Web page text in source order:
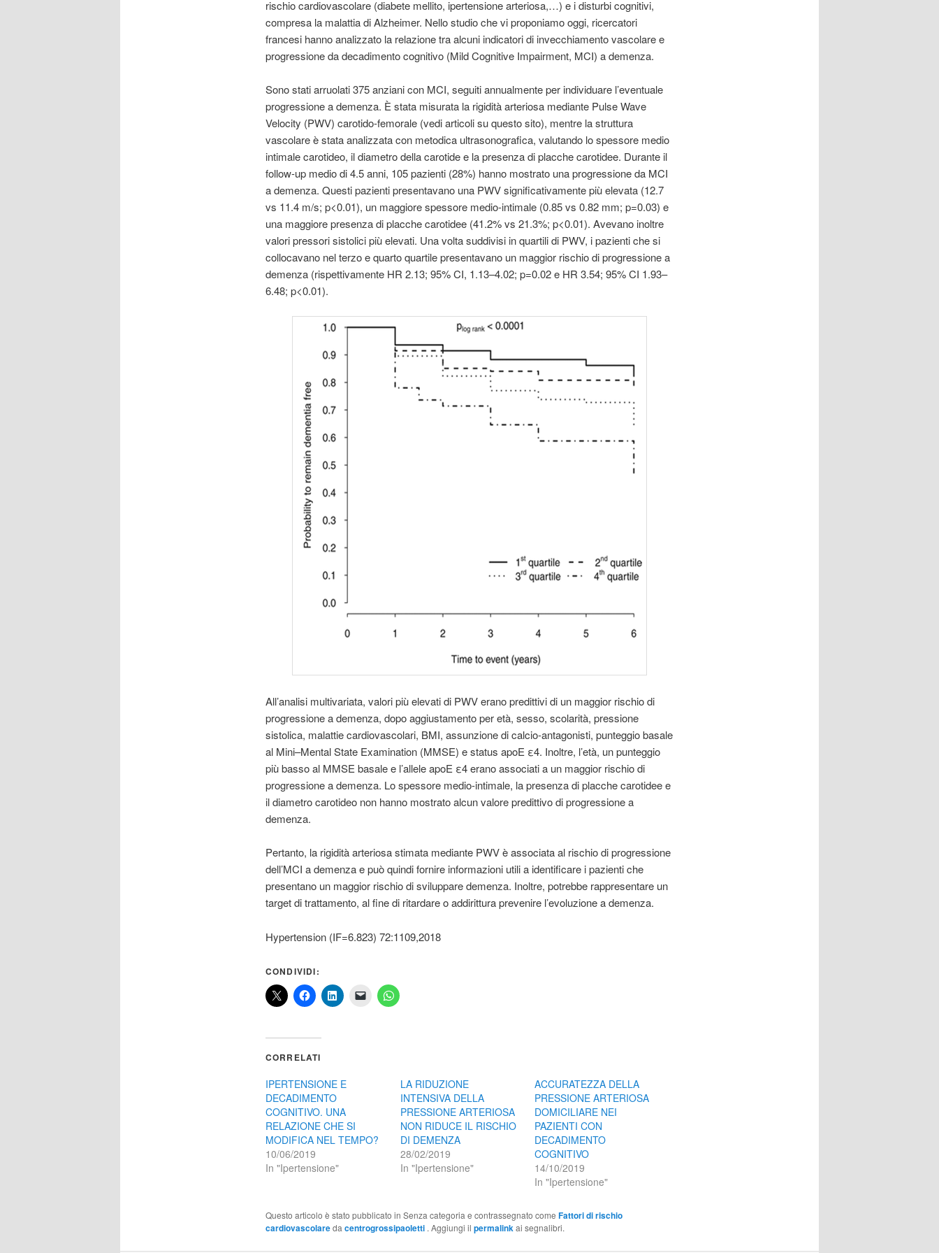
rischio cardiovascolare (diabete mellito, ipertensione arteriosa,…) e i disturbi cognitivi,
compresa la malattia di Alzheimer. Nello studio che vi proponiamo oggi, ricercatori
francesi hanno analizzato la relazione tra alcuni indicatori di invecchiamento vascolare e
progressione da decadimento cognitivo (Mild Cognitive Impairment, MCI) a demenza.
Sono stati arruolati 375 anziani con MCI, seguiti annualmente per individuare l’eventuale
progressione a demenza. È stata misurata la rigidità arteriosa mediante Pulse Wave
Velocity (PWV) carotido-femorale (vedi articoli su questo sito), mentre la struttura
vascolare è stata analizzata con metodica ultrasonografica, valutando lo spessore medio
intimale carotideo, il diametro della carotide e la presenza di placche carotidee. Durante il
follow-up medio di 4.5 anni, 105 pazienti (28%) hanno mostrato una progressione da MCI
a demenza. Questi pazienti presentavano una PWV significativamente più elevata (12.7
vs 11.4 m/s; p<0.01), un maggiore spessore medio-intimale (0.85 vs 0.82 mm; p=0.03) e
una maggiore presenza di placche carotidee (41.2% vs 21.3%; p<0.01). Avevano inoltre
valori pressori sistolici più elevati. Una volta suddivisi in quartili di PWV, i pazienti che si
collocavano nel terzo e quarto quartile presentavano un maggior rischio di progressione a
demenza (rispettivamente HR 2.13; 95% CI, 1.13–4.02; p=0.02 e HR 3.54; 95% CI 1.93–
6.48; p<0.01).
All’analisi multivariata, valori più elevati di PWV erano predittivi di un maggior rischio di
progressione a demenza, dopo aggiustamento per età, sesso, scolarità, pressione
sistolica, malattie cardiovascolari, BMI, assunzione di calcio-antagonisti, punteggio basale
al Mini–Mental State Examination (MMSE) e status apoE ε4. Inoltre, l’età, un punteggio
più basso al MMSE basale e l’allele apoE ε4 erano associati a un maggior rischio di
progressione a demenza. Lo spessore medio-intimale, la presenza di placche carotidee e
il diametro carotideo non hanno mostrato alcun valore predittivo di progressione a
demenza.
Pertanto, la rigidità arteriosa stimata mediante PWV è associata al rischio di progressione
dell’MCI a demenza e può quindi fornire informazioni utili a identificare i pazienti che
presentano un maggior rischio di sviluppare demenza. Inoltre, potrebbe rappresentare un
target di trattamento, al fine di ritardare o addirittura prevenire l’evoluzione a demenza.
Hypertension (IF=6.823) 72:1109,2018
CONDIVIDI:
CORRELATI
IPERTENSIONE E
DECADIMENTO
COGNITIVO. UNA
RELAZIONE CHE SI
MODIFICA NEL TEMPO?
10/06/2019
In "Ipertensione"
LA RIDUZIONE
INTENSIVA DELLA
PRESSIONE ARTERIOSA
NON RIDUCE IL RISCHIO
DI DEMENZA
28/02/2019
In "Ipertensione"
ACCURATEZZA DELLA
PRESSIONE ARTERIOSA
DOMICILIARE NEI
PAZIENTI CON
DECADIMENTO
COGNITIVO
14/10/2019
In "Ipertensione"
Questo articolo è stato pubblicato in Senza categoria e contrassegnato come Fattori di rischio
cardiovascolareda centrogrossipaoletti . Aggiungi il permalinkai segnalibri.